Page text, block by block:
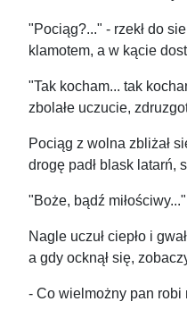
"Pociąg?..." - rzekł do
klamotem, a w kącie
"Tak kocham... tak
zbolałe uczucie,
Pociąg z wolna zbliżał
drogę padł blask latarń,
"Boże, bądź
Nagle uczuł ciepło i
a gdy ocknął się,
- Co wielmożny pan robi